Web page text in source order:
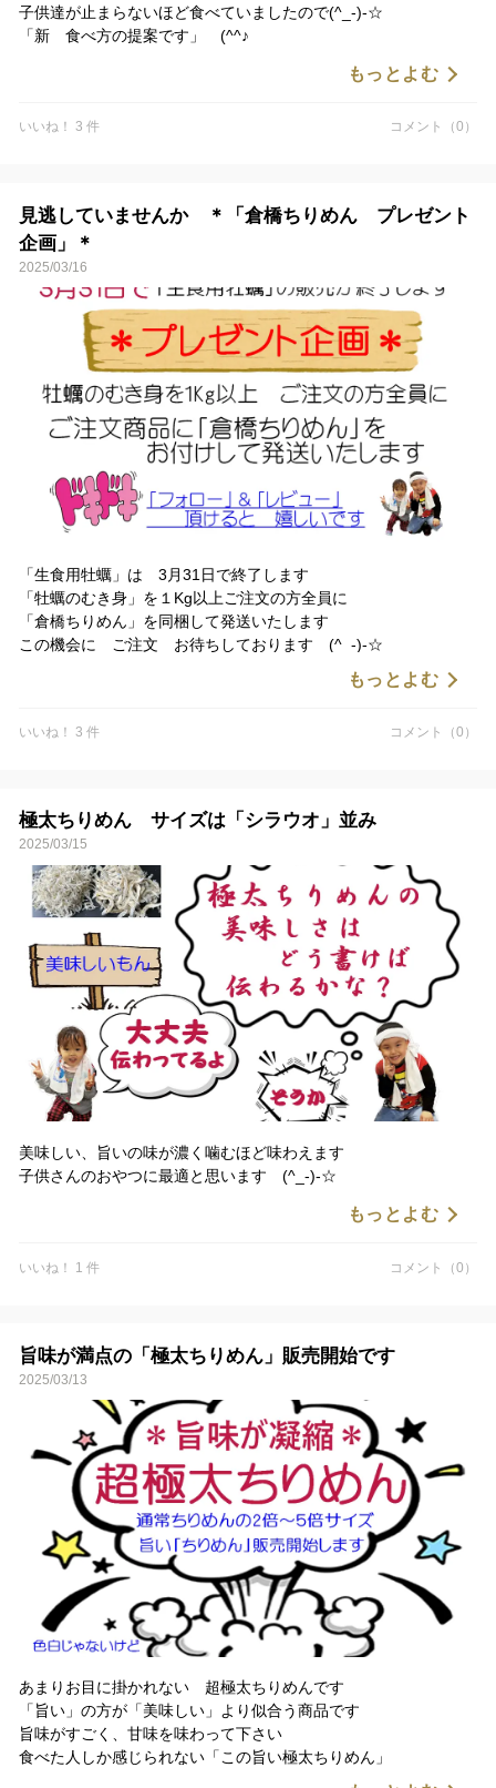
子供達が止まらないほど食べていましたので(^_-)-☆
「新 食べ方の提案です」 (^^♪
もっとよむ
いいね！ 3 件 コメント（0）
見逃していませんか ＊「倉橋ちりめん プレゼント
企画」＊
2025/03/16
「生食用牡蠣」は 3月31日で終了します
「牡蠣のむき身」を１Kg以上ご注文の方全員に
「倉橋ちりめん」を同梱して発送いたします
この機会に ご注文 お待ちしております (^_-)-☆
もっとよむ
いいね！ 3 件 コメント（0）
極太ちりめん サイズは「シラウオ」並み
2025/03/15
美味しい、旨いの味が濃く噛むほど味わえます
子供さんのおやつに最適と思います (^_-)-☆
もっとよむ
いいね！ 1 件 コメント（0）
旨味が満点の「極太ちりめん」販売開始です
2025/03/13
あまりお目に掛かれない 超極太ちりめんです
「旨い」の方が「美味しい」より似合う商品です
旨味がすごく、甘味を味わって下さい
食べた人しか感じられない「この旨い極太ちりめん」